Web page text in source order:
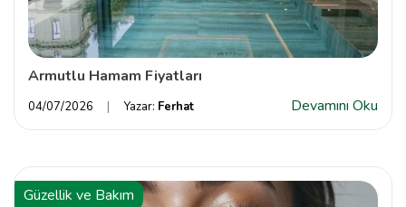
Armutlu Hamam Fiyatları
04/07/2026 Yazar: Ferhat Devamını Oku
Güzellik ve Bakım